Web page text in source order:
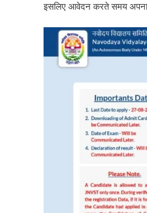
इसलिए आवेदन करते समय अपना